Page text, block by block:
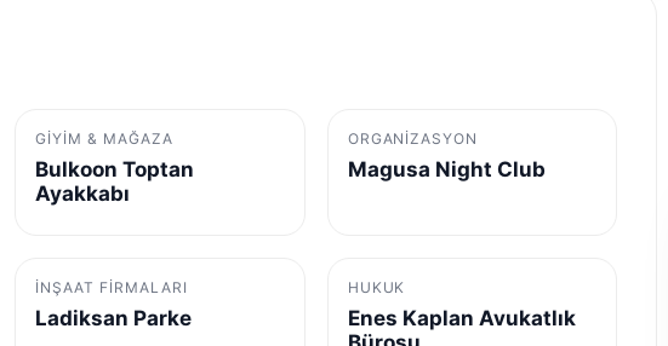
GIYIM & MAĞAZA
Bulkoon Toptan
Ayakkabı
ORGANIZASYON
Magusa Night Club
İNŞAAT FIRMALARI
Ladiksan Parke
HUKUK
Enes Kaplan Avukatlık